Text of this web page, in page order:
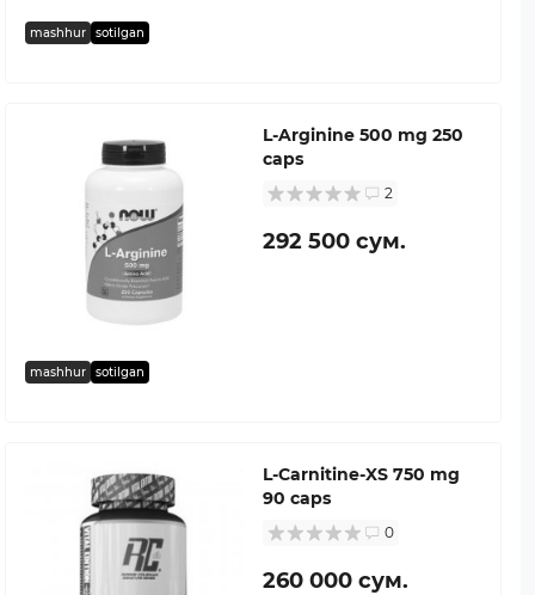
mashhur sotilgan
mashhur sotilgan
L-Arginine 500 mg 250
caps
2
292 500 сум.
L-Carnitine-XS 750 mg
90 caps
0
260 000 сум.